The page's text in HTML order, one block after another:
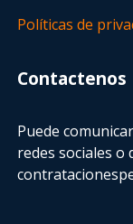
Políticas de
Contactenos
Puede
redes sociales o